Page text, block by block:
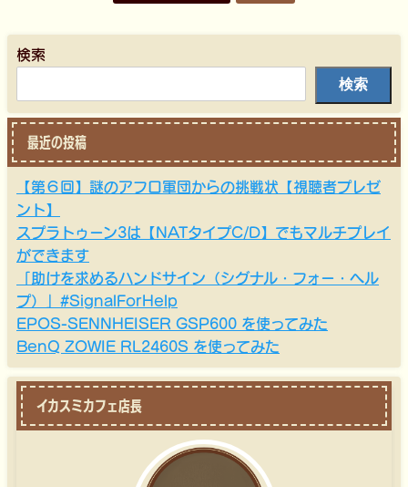
検索
検索
最近の投稿
【第６回】謎のアフロ軍団からの挑戦状【視聴者プレゼ
ント】
スプラトゥーン3は【NATタイプC/D】でもマルチプレイ
ができます
「助けを求めるハンドサイン（シグナル・フォー・ヘル
プ）」#SignalForHelp
EPOS-SENNHEISER GSP600 を使ってみた
BenQ ZOWIE RL2460S を使ってみた
イカスミカフェ店長